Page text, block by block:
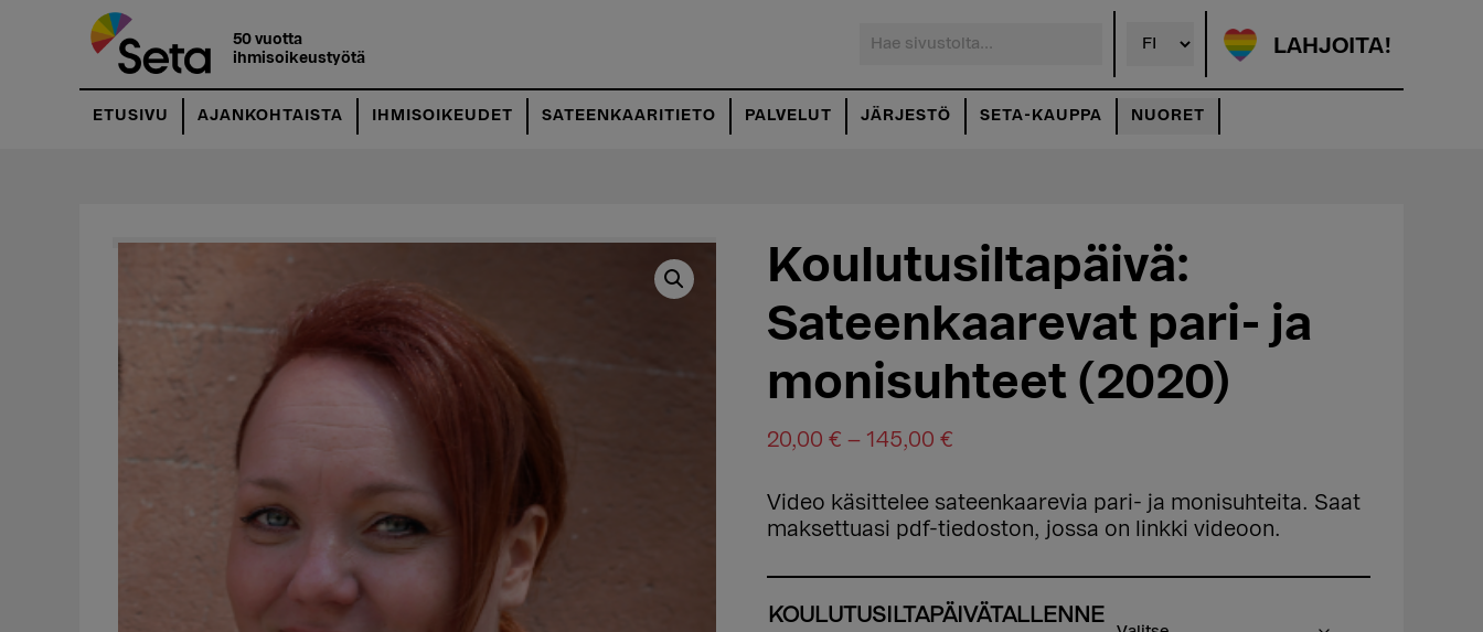
pääsisältöön
50 vuotta
ihmisoikeustyötä
LAHJOITA!
Hae
ETUSIVU AJANKOHTAISTA IHMISOIKEUDET SATEENKAARITIETO PALVELUT JÄRJESTÖ SETA-KAUPPA NUORET
Koulutusiltapäivä:
Sateenkaarevat pari- ja
monisuhteet (2020)
20,00 € – 145,00 €Hintaluokka:
-
145,00 €
Video käsittelee sateenkaarevia pari- ja monisuhteita. Saat
maksettuasi pdf-tiedoston, jossa on linkki videoon.
KOULUTUSILTAPÄIVÄTALLENNE